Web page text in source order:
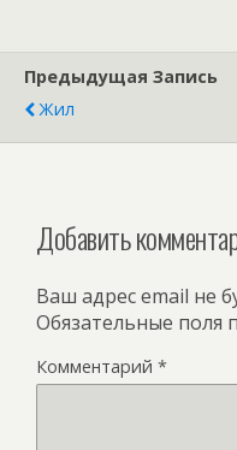
Предыдущая Запись
Жил
Добавить
Ваш адрес email не
Обязательные поля
Комментарий *